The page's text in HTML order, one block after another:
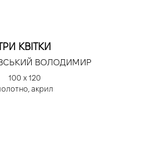
КВІТКИ
ВОЛОДИМИР
100 х 120
акрил